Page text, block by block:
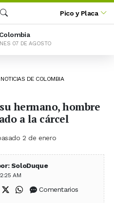
Buscar
Pico y Placa
Colombia
07 DE AGOSTO
NOTICIAS DE COLOMBIA
hermano, hombre
a la cárcel
2 de enero
SoloDuque
AM
en Facebook
Compartir en X (Twitter)
Compartir en WhatsApp
Comentarios